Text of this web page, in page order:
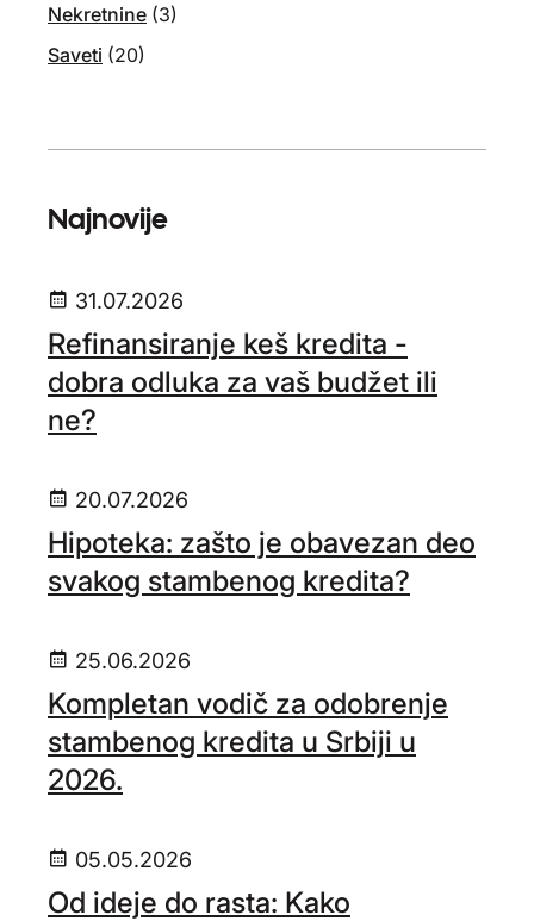
Nekretnine (3)
Saveti (20)
Najnovije
31.07.2026
Refinansiranje keš kredita -
dobra odluka za vaš budžet ili
ne?
20.07.2026
Hipoteka: zašto je obavezan deo
svakog stambenog kredita?
25.06.2026
Kompletan vodič za odobrenje
stambenog kredita u Srbiji u
2026.
05.05.2026
Od ideje do rasta: Kako